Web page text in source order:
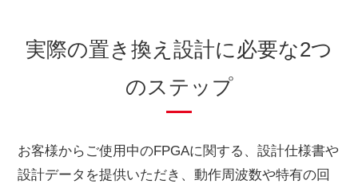
実際の置き換え設計に必要な2つ
のステップ
お客様からご使用中のFPGAに関する、設計仕様書や
設計データを提供いただき、動作周波数や特有の回